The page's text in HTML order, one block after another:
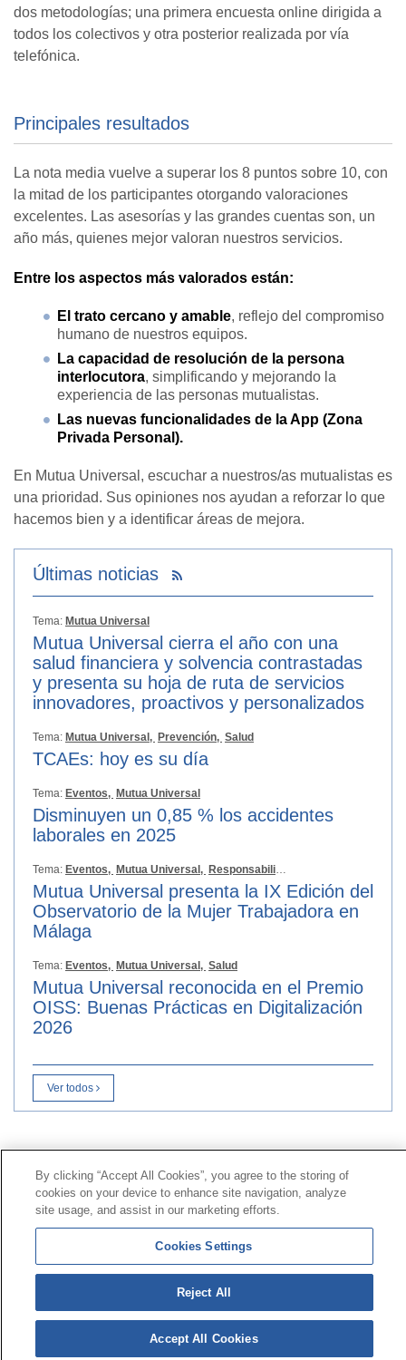
dos metodologías; una primera encuesta online dirigida a
todos los colectivos y otra posterior realizada por vía
telefónica.
Principales resultados
La nota media vuelve a superar los 8 puntos sobre 10, con
la mitad de los participantes otorgando valoraciones
excelentes. Las asesorías y las grandes cuentas son, un
año más, quienes mejor valoran nuestros servicios.
Entre los aspectos más valorados están:
El trato cercano y amable, reflejo del compromiso
humano de nuestros equipos.
La capacidad de resolución de la persona
interlocutora, simplificando y mejorando la
experiencia de las personas mutualistas.
Las nuevas funcionalidades de la App (Zona
Privada Personal).
En Mutua Universal, escuchar a nuestros/as mutualistas es
una prioridad. Sus opiniones nos ayudan a reforzar lo que
hacemos bien y a identificar áreas de mejora.
Últimas noticias
Tema: Mutua Universal
Mutua Universal cierra el año con una
salud financiera y solvencia contrastadas
y presenta su hoja de ruta de servicios
innovadores, proactivos y personalizados
Tema: Mutua Universal, Prevención, Salud
TCAEs: hoy es su día
Tema: Eventos, Mutua Universal
Disminuyen un 0,85 % los accidentes
laborales en 2025
Tema: Eventos, Mutua Universal, Responsabilidad Social
Mutua Universal presenta la IX Edición del
Observatorio de la Mujer Trabajadora en
Málaga
Tema: Eventos, Mutua Universal, Salud
Mutua Universal reconocida en el Premio
OISS: Buenas Prácticas en Digitalización
2026
Ver todos
Contacto|Perfil del contratante|Reclamaciones
Línea Universal 900 203 203|Zona Privada Comisión de
Prestaciones Especiales|Zona Privada Proveedor
© Mutua Universal 2026 | Mapa del sitio | Aviso legal
Política de Protección de Datos
cookies
Síguenos en:
By clicking “Accept All Cookies”, you agree to the storing of
cookies on your device to enhance site navigation, analyze
site usage, and assist in our marketing efforts.
Cookies Settings
Reject All
Accept All Cookies